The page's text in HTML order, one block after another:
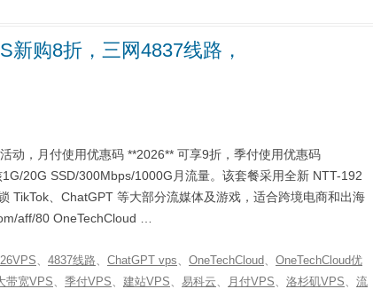
新购8折，三网4837线路，
动，月付使用优惠码 **2026** 可享9折，季付使用优惠码
20G SSD/300Mbps/1000G月流量。该套餐采用全新 NTT-192
TikTok、ChatGPT 等大部分流媒体及游戏，适合跨境电商和出海
aff/80 OneTechCloud …
4837线路 ChatGPT vps OneTechCloud
OneTechCloud优
带宽VPS 季付VPS 建站VPS 易科云 月付VPS 洛杉矶VPS
流